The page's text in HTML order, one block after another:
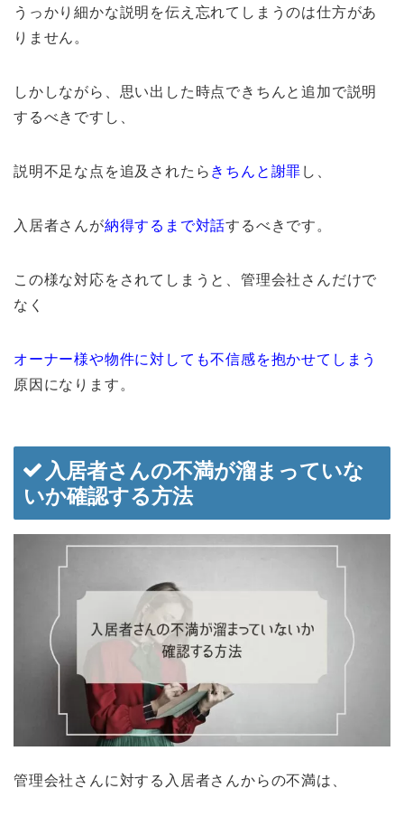
うっかり細かな説明を伝え忘れてしまうのは仕方があ
りません。
しかしながら、思い出した時点できちんと追加で説明
するべきですし、
説明不足な点を追及されたら きちんと謝罪 し、
入居者さんが納得するまで対話するべきです。
この様な対応をされてしまうと、管理会社さんだけで
なく
オーナー様や物件に対しても不信感を抱かせてしまう
原因になります。
入居者さんの不満が溜まっていな
いか確認する方法
管理会社さんに対する入居者さんからの不満は、